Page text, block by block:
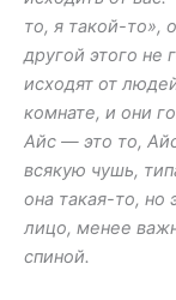
то, я такой-то»,
другой этого
исходят от
комнате, и они
Айс — это то,
всякую чушь,
она такая-то, но
лицо, менее
спиной.